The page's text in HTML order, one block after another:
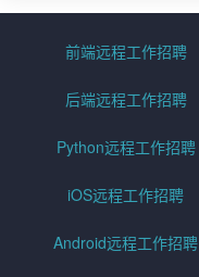
前端远程工作招聘
后端远程工作招聘
Python远程工作招聘
iOS远程工作招聘
Android远程工作招聘